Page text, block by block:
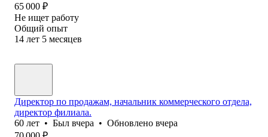
65 000 ₽
Не ищет работу
Общий опыт
14 лет 5 месяцев
Директор по продажам, начальник коммерческого отдела,
директор филиала.
60 лет • Был вчера • Обновлено вчера